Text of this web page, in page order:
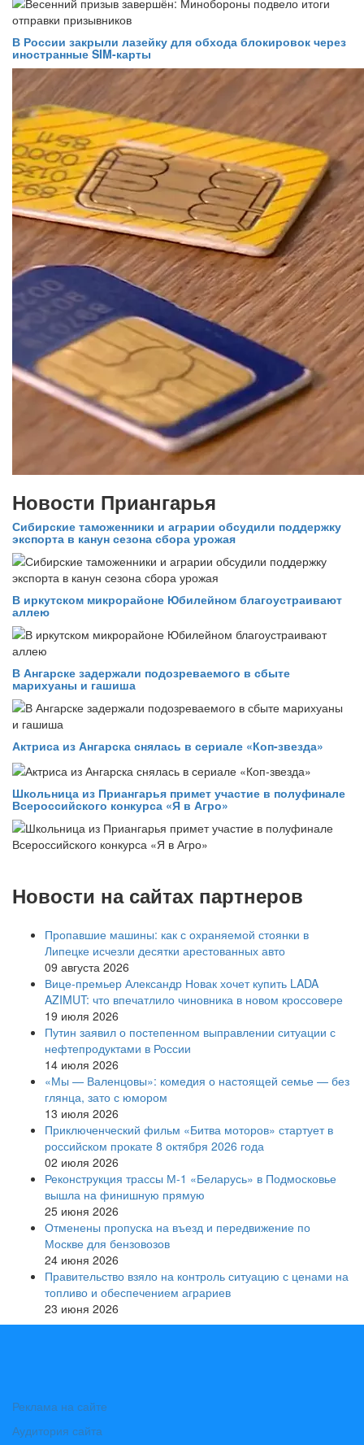
В России закрыли лазейку для обхода блокировок через
иностранные SIM-карты
Новости Приангарья
Сибирские таможенники и аграрии обсудили поддержку
экспорта в канун сезона сбора урожая
В иркутском микрорайоне Юбилейном благоустраивают
аллею
В Ангарске задержали подозреваемого в сбыте
марихуаны и гашиша
Актриса из Ангарска снялась в сериале «Коп-звезда»
Школьница из Приангарья примет участие в полуфинале
Всероссийского конкурса «Я в Агро»
Новости на сайтах партнеров
Пропавшие машины: как с охраняемой стоянки в
Липецке исчезли десятки арестованных авто
09 августа 2026
Вице‑премьер Александр Новак хочет купить LADA
AZIMUT: что впечатлило чиновника в новом кроссовере
19 июля 2026
Путин заявил о постепенном выправлении ситуации с
нефтепродуктами в России
14 июля 2026
«Мы — Валенцовы»: комедия о настоящей семье — без
глянца, зато с юмором
13 июля 2026
Приключенческий фильм «Битва моторов» стартует в
российском прокате 8 октября 2026 года
02 июля 2026
Реконструкция трассы М-1 «Беларусь» в Подмосковье
вышла на финишную прямую
25 июня 2026
Отменены пропуска на въезд и передвижение по
Москве для бензовозов
24 июня 2026
Правительство взяло на контроль ситуацию с ценами на
топливо и обеспечением аграриев
23 июня 2026
Реклама на сайте
Аудитория сайта